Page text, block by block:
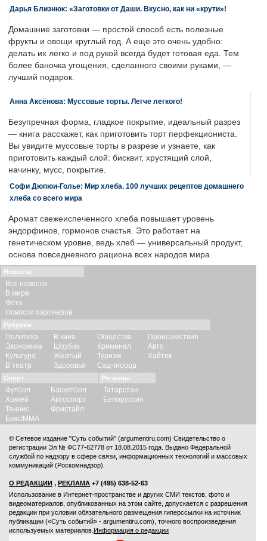
Дарья Близнюк: «Заготовки от Даши. Вкусно, как ни «крути»!
Домашние заготовки — простой способ есть полезные
фрукты и овощи круглый год. А еще это очень удобно:
делать их легко и под рукой всегда будет готовая еда. Тем
более баночка угощения, сделанного своими руками, —
лучший подарок.
Анна Аксёнова: Муссовые торты. Легче легкого!
Безупречная форма, гладкое покрытие, идеальный разрез
— книга расскажет, как приготовить торт перфекциониста.
Вы увидите муссовые торты в разрезе и узнаете, как
приготовить каждый слой: бисквит, хрустящий слой,
начинку, мусс, покрытие.
Софи Дюпюи-Голье: Мир хлеба. 100 лучших рецептов домашнего
хлеба со всего мира
Аромат свежеиспеченного хлеба повышает уровень
эндорфинов, гормонов счастья. Это работает на
генетическом уровне, ведь хлеб — универсальный продукт,
основа повседневного рациона всех народов мира.
Новости
Все новости
В мире
Фото
Новости партнеров
Рубрики
Политика
Экономика
Культура
В театр
В кино
Шоубиз
Желтый
Здоровье
Общество
Криминал
Туризм
Сад-огород
Происшествия
Авто
Хайтек
Спорт
Футбол
Хоккей
Теннис
Бокс/ММА
Баскетбол
Автоспорт
Фристайл
Регионы
Татарстан
Белоруссия
© Сетевое издание "Суть событий" (argumentiru.com) Свидетельство о
регистрации Эл № ФС77-62778 от 18.08.2015 года. Выдано Федеральной
службой по надзору в сфере связи, информационных технологий и массовых
коммуникаций (Роскомнадзор).
О РЕДАКЦИИ , РЕКЛАМА +7 (495) 638-52-63
Использование в Интернет-пространстве и других СМИ текстов, фото и
видеоматериалов, опубликованных на этом сайте, допускается с разрешения
редакции при условии обязательного размещения гиперссылки на источник
публикации («Суть событий» - argumentiru.com), точного воспроизведения
используемых материалов. Информация о редакции